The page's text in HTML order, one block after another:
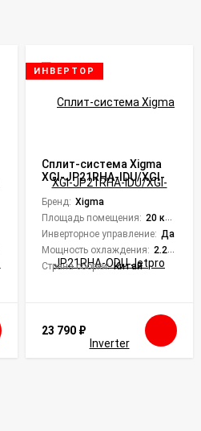
ИНВЕРТОР
Сплит-система Xigma
XGI-JP21RHA-IDU/XGI-
JP21RHA-ODU Jetpro
Inverter
Бренд: Xigma
Площадь помещения: 20 кв. м.
Инверторное управление: Да
Мощность охлаждения: 2.25 кВт
Страна сборки: Китай
23 790 ₽